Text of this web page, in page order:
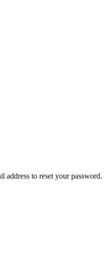
address to reset your password.